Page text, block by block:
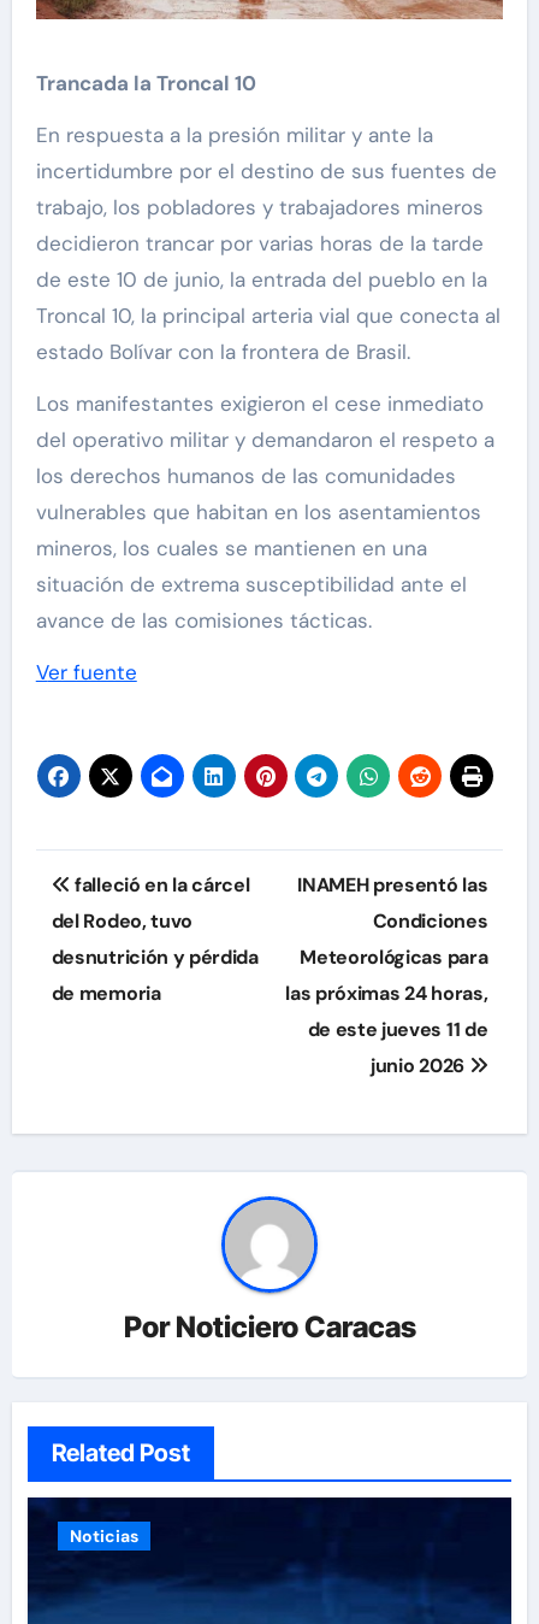
Trancada la Troncal 10
En respuesta a la presión militar y ante la
incertidumbre por el destino de sus fuentes de
trabajo, los pobladores y trabajadores mineros
decidieron trancar por varias horas de la tarde
de este 10 de junio, la entrada del pueblo en la
Troncal 10, la principal arteria vial que conecta al
estado Bolívar con la frontera de Brasil.
Los manifestantes exigieron el cese inmediato
del operativo militar y demandaron el respeto a
los derechos humanos de las comunidades
vulnerables que habitan en los asentamientos
mineros, los cuales se mantienen en una
situación de extrema susceptibilidad ante el
avance de las comisiones tácticas.
Ver fuente
Navegación
de
entradas
falleció en la cárcel
del Rodeo, tuvo
desnutrición y pérdida
de memoria
INAMEH presentó las
Condiciones
Meteorológicas para
las próximas 24 horas,
de este jueves 11 de
junio 2026
PorNoticiero Caracas
Related Post
Noticias